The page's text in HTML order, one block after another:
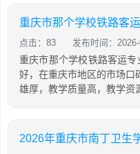
重庆市那个学校铁路客
点击：83 发布时间：
重庆市那个学校铁路客运
好，在重庆市地区的市场口
雄厚，教学质量高，教学资